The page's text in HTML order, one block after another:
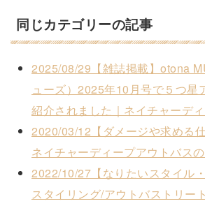
同じカテゴリーの記事
2025/08/29 【雑誌掲載】otona
ューズ）2025年10月号で５つ星
紹介されました｜ネイチャーデ
2020/03/12 【ダメージや求める
ネイチャーディープアウトバス
2022/10/27 【なりたいスタイル
スタイリング/アウトバストリー